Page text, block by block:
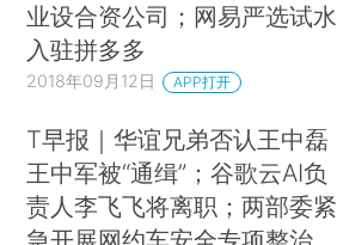
业设合资公司；网易严选试水
入驻拼多多
2018年09月12日 APP打开
T早报｜华谊兄弟否认王中磊
王中军被“通缉”；谷歌云AI负
责人李飞飞将离职；两部委紧